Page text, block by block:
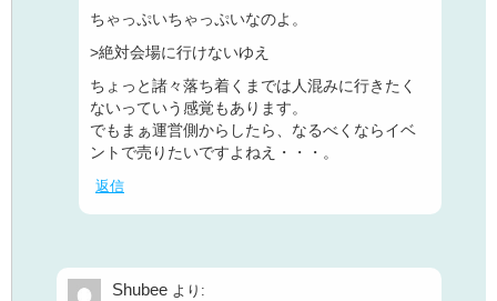
ちゃっぷいちゃっぷいなのよ。
>絶対会場に行けないゆえ
ちょっと諸々落ち着くまでは人混みに行きたく
ないっていう感覚もあります。
でもまぁ運営側からしたら、なるべくならイベ
ントで売りたいですよねえ・・・。
返信
Shubee より: